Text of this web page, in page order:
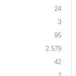
24
3
95
2.579
42